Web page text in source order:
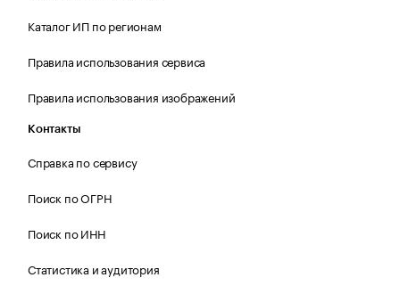
Каталог ИП по регионам
Правила использования сервиса
Правила использования изображений
Контакты
Справка по сервису
Поиск по ОГРН
Поиск по ИНН
Статистика и аудитория